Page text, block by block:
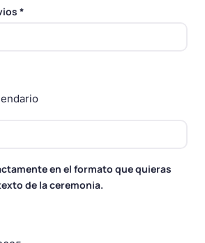
*
en el formato que quieras
de la ceremonia.